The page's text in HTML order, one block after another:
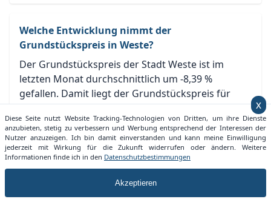
Welche Entwicklung nimmt der
Grundstückspreis in Weste?
Der Grundstückspreis der Stadt Weste ist im
letzten Monat durchschnittlich um -8,39 %
gefallen. Damit liegt der Grundstückspreis für
Weste im Grundstueckspreise.info Ranking auf
Platz 565 für Niedersachsen und auf Platz 5346 für
Deutschland.
Wie lange dauert die Vermarktung eines
Grundstücks in Weste?
x
Diese Seite nutzt Website Tracking-Technologien von Dritten, um ihre Dienste
anzubieten, stetig zu verbessern und Werbung entsprechend der Interessen der
Nutzer anzuzeigen. Ich bin damit einverstanden und kann meine Einwilligung
jederzeit mit Wirkung für die Zukunft widerrufen oder ändern. Weitere
Informationen finde ich in den Datenschutzbestimmungen
Akzeptieren